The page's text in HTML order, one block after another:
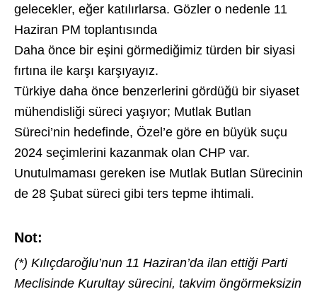
gelecekler, eğer katılırlarsa. Gözler o nedenle 11
Haziran PM toplantısında
Daha önce bir eşini görmediğimiz türden bir siyasi
fırtına ile karşı karşıyayız.
Türkiye daha önce benzerlerini gördüğü bir siyaset
mühendisliği süreci yaşıyor; Mutlak Butlan
Süreci’nin hedefinde, Özel’e göre en büyük suçu
2024 seçimlerini kazanmak olan CHP var.
Unutulmaması gereken ise Mutlak Butlan Sürecinin
de 28 Şubat süreci gibi ters tepme ihtimali.
Not:
(*) Kılıçdaroğlu’nun 11 Haziran’da ilan ettiği Parti
Meclisinde Kurultay sürecini, takvim öngörmeksizin